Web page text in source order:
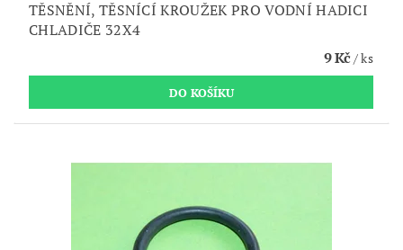
TĚSNĚNÍ, TĚSNÍCÍ KROUŽEK PRO VODNÍ HADICI
CHLADIČE 32X4
9 Kč/ ks